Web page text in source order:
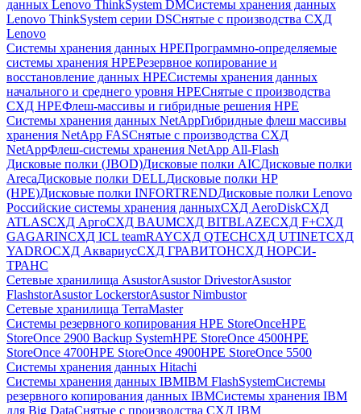
данных Lenovo ThinkSystem DMСистемы хранения данных
Lenovo ThinkSystem серии DSСнятые с производства СХД
Lenovo
Системы хранения данных HPEПрограммно-определяемые
системы хранения HPEРезервное копирование и
восстановление данных HPEСистемы хранения данных
начального и среднего уровня HPEСнятые с производства
СХД HPEФлеш-массивы и гибридные решения HPE
Cистемы хранения данных NetAppГибридные флеш массивы
хранения NetApp FASСнятые с производства СХД
NetAppФлеш-системы хранения NetApp All-Flash
Дисковые полки (JBOD)Дисковые полки AICДисковые полки
ArecaДисковые полки DELLДисковые полки HP
(HPE)Дисковые полки INFORTRENDДисковые полки Lenovo
Российские системы хранения данныхСХД AeroDiskСХД
ATLASСХД AргоСХД BAUMСХД BITBLAZEСХД F+СХД
GAGARINСХД ICL teamRAYСХД QTECHСХД UTINETСХД
YADROСХД АквариусСХД ГРАВИТОНСХД НОРСИ-
ТРАНС
Сетевые хранилища AsustorAsustor DrivestorAsustor
FlashstorAsustor LockerstorAsustor Nimbustor
Сетевые хранилища TerraMaster
Системы резервного копирования HPE StoreOnceHPE
StoreOnce 2900 Backup SystemHPE StoreOnce 4500HPE
StoreOnce 4700HPE StoreOnce 4900HPE StoreOnce 5500
Системы хранения данных Hitachi
Системы хранения данных IBMIBM FlashSystemСистемы
резервного копирования данных IBMСистемы хранения IBM
для Big DataСнятые с производства СХД IBM